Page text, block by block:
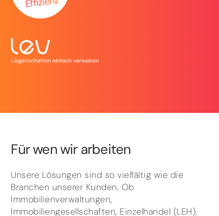
Für wen wir arbeiten
Unsere Lösungen sind so vielfältig wie die
Branchen unserer Kunden. Ob
Immobilienverwaltungen,
Immobiliengesellschaften, Einzelhandel (LEH),